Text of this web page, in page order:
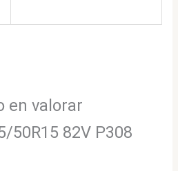
en valorar
50R15 82V P308